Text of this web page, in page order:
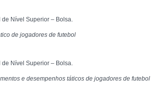
Nível Superior – Bolsa.
de jogadores de futebol
Nível Superior – Bolsa.
e desempenhos táticos de jogadores de futebol